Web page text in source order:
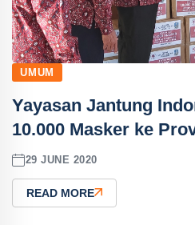
UMUM
Yayasan Jantung
10.000 Masker ke
29 JUNE 2020
READ MORE